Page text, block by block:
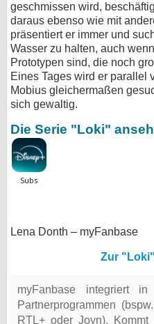
geschmissen wird,
daraus ebenso wie mit
präsentiert er immer und
Wasser zu halten, auch
Prototypen sind, die noch
Eines Tages wird er parallel
Mobius gleichermaßen
sich gewaltig.
Die Serie "Loki"
Lena Donth – myFanbase
Zur
myFanbase integriert
Partnerprogrammen
RTL+ oder Joyn).